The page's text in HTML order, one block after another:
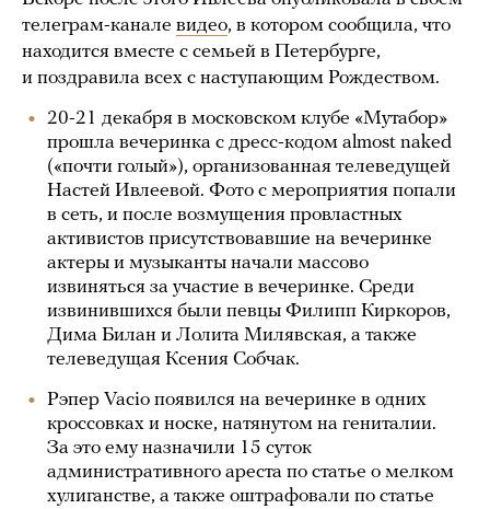
телеграм-канале видео, в котором сообщила, что
находится вместе с семьей в Петербурге,
и поздравила всех с наступающим Рождеством.
20-21 декабря в московском клубе «Мутабор»
прошла вечеринка с дресс-кодом almost naked
(«почти голый»), организованная телеведущей
Настей Ивлеевой. Фото с мероприятия попали
в сеть, и после возмущения провластных
активистов присутствовавшие на вечеринке
актеры и музыканты начали массово
извиняться за участие в вечеринке. Среди
извинившихся были певцы Филипп Киркоров,
Дима Билан и Лолита Милявская, а также
телеведущая Ксения Собчак.
Рэпер Vacio появился на вечеринке в одних
кроссовках и носке, натянутом на гениталии.
За это ему назначили 15 суток
административного ареста по статье о мелком
хулиганстве, а также оштрафовали по статье